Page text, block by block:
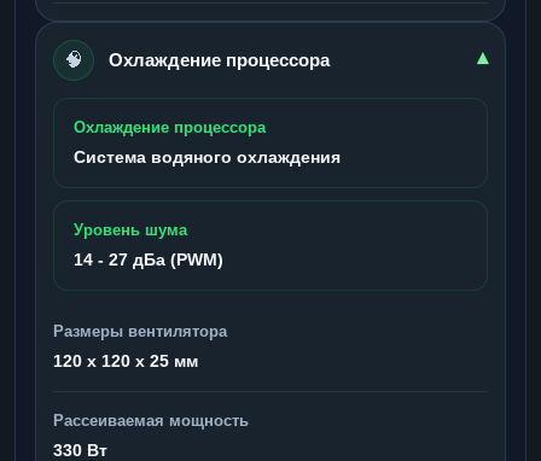
🧠 Охлаждение процессора ▾
Охлаждение процессора
Система водяного охлаждения
Уровень шума
14 - 27 дБа (PWM)
Размеры вентилятора
120 x 120 x 25 мм
Рассеиваемая мощность
330 Вт